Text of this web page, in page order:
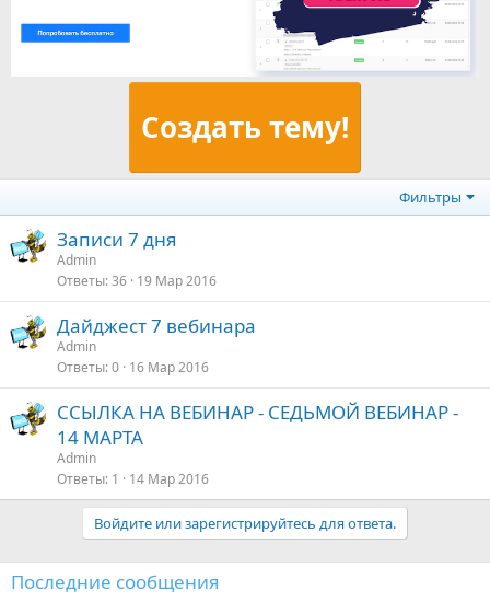
Создать тему!
Фильтры
Записи 7 дня
Admin
Ответы 36 19 Мар 2016
Дайджест 7 вебинара
Admin
Ответы 0 16 Мар 2016
ССЫЛКА НА ВЕБИНАР - СЕДЬМОЙ ВЕБИНАР -
14 МАРТА
Admin
Ответы 1 14 Мар 2016
Войдите или зарегистрируйтесь для ответа.
Последние сообщения